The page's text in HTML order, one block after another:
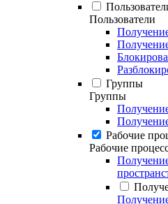
Пользователи
Группы
Группы
Рабочие
Рабочие